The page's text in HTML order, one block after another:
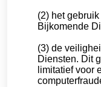
(2) het
Bijkomende
(3) de
Diensten. Dit
limitatief voor